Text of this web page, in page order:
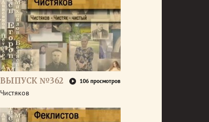
ВЫПУСК №362 106 просмотров
Чистяков